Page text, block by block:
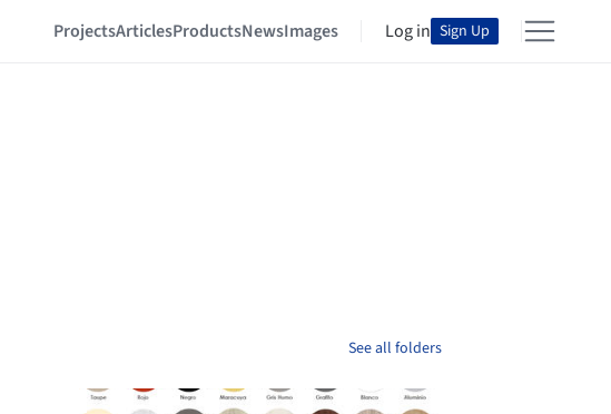
ProjectsArticlesProductsNewsImages Log in Sign Up
See all folders